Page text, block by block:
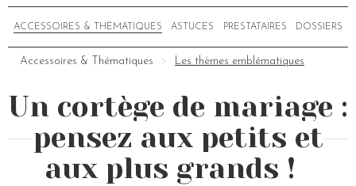
ACCESSOIRES & THÉMATIQUES ASTUCES PRESTATAIRES DOSSIERS
Accessoires & Thématiques Les thèmes emblématiques
Un cortège de mariage :
pensez aux petits et
aux plus grands !